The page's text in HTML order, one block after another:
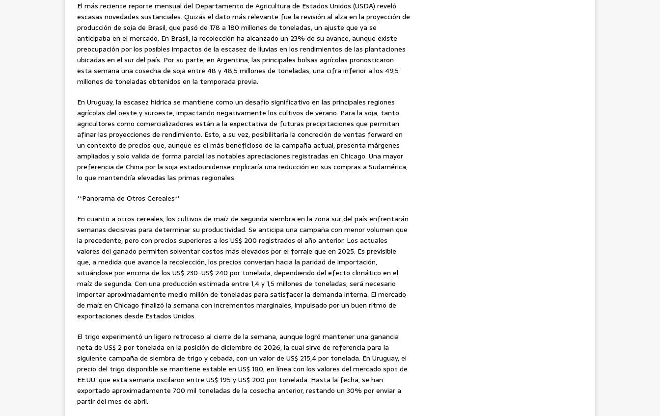
El más reciente reporte mensual del Departamento de Agricultura de Estados Unidos (USDA) reveló
escasas novedades sustanciales. Quizás el dato más relevante fue la revisión al alza en la proyección de
producción de soja de Brasil, que pasó de 178 a 180 millones de toneladas, un ajuste que ya se
anticipaba en el mercado. En Brasil, la recolección ha alcanzado un 23% de su avance, aunque existe
preocupación por los posibles impactos de la escasez de lluvias en los rendimientos de las plantaciones
ubicadas en el sur del país. Por su parte, en Argentina, las principales bolsas agrícolas pronosticaron
esta semana una cosecha de soja entre 48 y 48,5 millones de toneladas, una cifra inferior a los 49,5
millones de toneladas obtenidos en la temporada previa.
En Uruguay, la escasez hídrica se mantiene como un desafío significativo en las principales regiones
agrícolas del oeste y suroeste, impactando negativamente los cultivos de verano. Para la soja, tanto
agricultores como comercializadores están a la expectativa de futuras precipitaciones que permitan
afinar las proyecciones de rendimiento. Esto, a su vez, posibilitaría la concreción de ventas forward en
un contexto de precios que, aunque es el más beneficioso de la campaña actual, presenta márgenes
ampliados y solo valida de forma parcial las notables apreciaciones registradas en Chicago. Una mayor
preferencia de China por la soja estadounidense implicaría una reducción en sus compras a Sudamérica,
lo que mantendría elevadas las primas regionales.
**Panorama de Otros Cereales**
En cuanto a otros cereales, los cultivos de maíz de segunda siembra en la zona sur del país enfrentarán
semanas decisivas para determinar su productividad. Se anticipa una campaña con menor volumen que
la precedente, pero con precios superiores a los US$ 200 registrados el año anterior. Los actuales
valores del ganado permiten solventar costos más elevados por el forraje que en 2025. Es previsible
que, a medida que avance la recolección, los precios converjan hacia la paridad de importación,
situándose por encima de los US$ 230-US$ 240 por tonelada, dependiendo del efecto climático en el
maíz de segunda. Con una producción estimada entre 1,4 y 1,5 millones de toneladas, será necesario
importar aproximadamente medio millón de toneladas para satisfacer la demanda interna. El mercado
de maíz en Chicago finalizó la semana con incrementos marginales, impulsado por un buen ritmo de
exportaciones desde Estados Unidos.
El trigo experimentó un ligero retroceso al cierre de la semana, aunque logró mantener una ganancia
neta de US$ 2 por tonelada en la posición de diciembre de 2026, la cual sirve de referencia para la
siguiente campaña de siembra de trigo y cebada, con un valor de US$ 215,4 por tonelada. En Uruguay, el
precio del trigo disponible se mantiene estable en US$ 180, en línea con los valores del mercado spot de
EE.UU. que esta semana oscilaron entre US$ 195 y US$ 200 por tonelada. Hasta la fecha, se han
exportado aproximadamente 700 mil toneladas de la cosecha anterior, restando un 30% por enviar a
partir del mes de abril.